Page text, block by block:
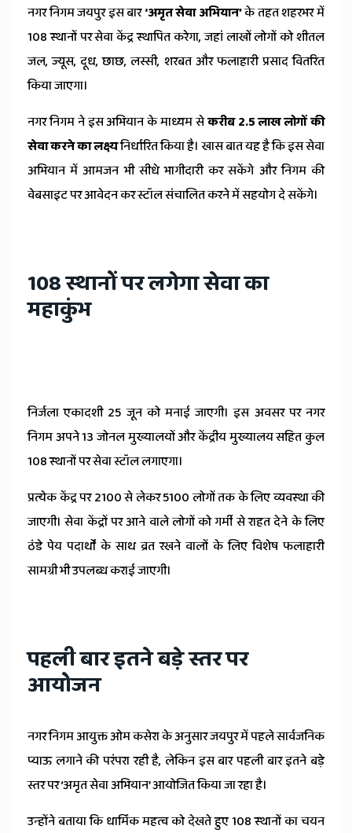
नगर निगम जयपुर इस बार‘अमृत सेवा अभियान’के तहत शहरभर में
108 स्थानों पर सेवा केंद्र स्थापित करेगा, जहां लाखों लोगों को शीतल
जल, ज्यूस, दूध, छाछ, लस्सी, शरबत और फलाहारी प्रसाद वितरित
किया जाएगा।
नगर निगम ने इस अभियान के माध्यम सेकरीब 2.5 लाख लोगों की
सेवा करने का लक्ष्यनिर्धारित किया है। खास बात यह है कि इस सेवा
अभियान में आमजन भी सीधे भागीदारी कर सकेंगे और निगम की
वेबसाइट पर आवेदन कर स्टॉल संचालित करने में सहयोग दे सकेंगे।
108 स्थानों पर लगेगा सेवा का
महाकुंभ
निर्जला एकादशी 25 जून को मनाई जाएगी। इस अवसर पर नगर
निगम अपने 13 जोनल मुख्यालयों और केंद्रीय मुख्यालय सहित कुल
108 स्थानों पर सेवा स्टॉल लगाएगा।
प्रत्येक केंद्र पर 2100 से लेकर 5100 लोगों तक के लिए व्यवस्था की
जाएगी। सेवा केंद्रों पर आने वाले लोगों को गर्मी से राहत देने के लिए
ठंडे पेय पदार्थों के साथ व्रत रखने वालों के लिए विशेष फलाहारी
सामग्री भी उपलब्ध कराई जाएगी।
पहली बार इतने बड़े स्तर पर
आयोजन
नगर निगम आयुक्त ओम कसेरा के अनुसार जयपुर में पहले सार्वजनिक
प्याऊ लगाने की परंपरा रही है, लेकिन इस बार पहली बार इतने बड़े
स्तर पर ‘अमृत सेवा अभियान’ आयोजित किया जा रहा है।
उन्होंने बताया कि धार्मिक महत्व को देखते हुए 108 स्थानों का चयन